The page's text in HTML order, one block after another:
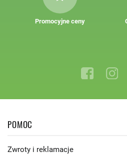
Promocyjne ceny
POMOC
Zwroty i reklamacje